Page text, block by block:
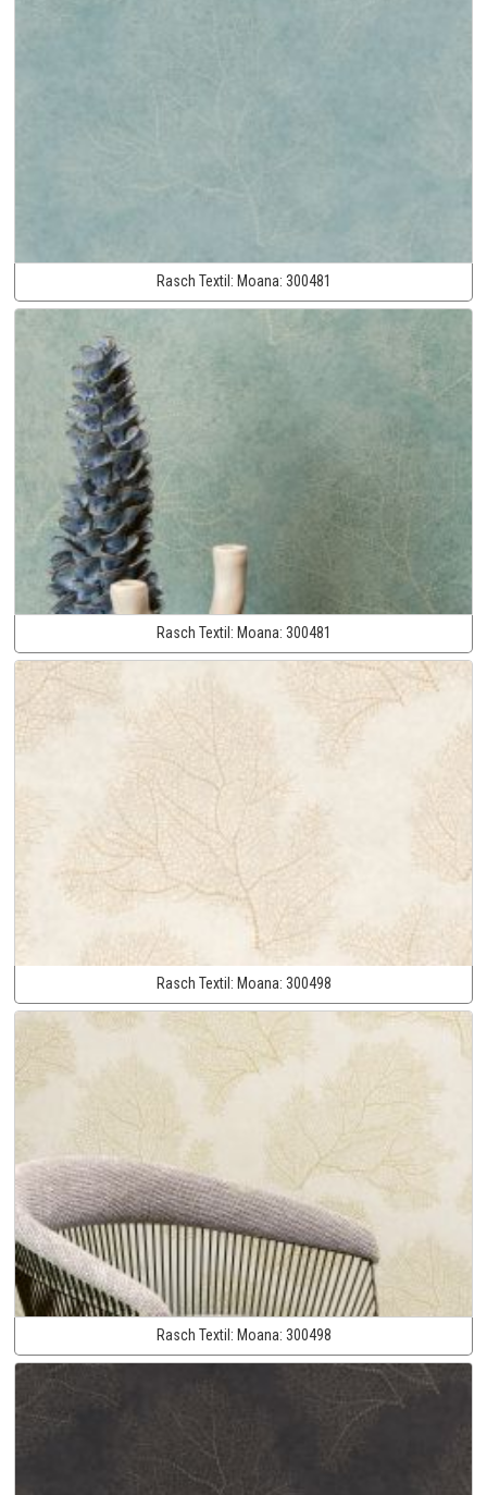
Rasch Textil: Moana: 300481
Rasch Textil: Moana: 300481
Rasch Textil: Moana: 300498
Rasch Textil: Moana: 300498